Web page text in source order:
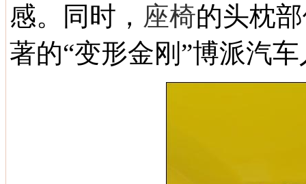
感。同时， 座椅的头枕
著的“变形金刚”博派汽